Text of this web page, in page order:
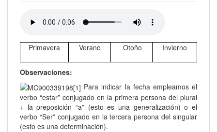
Primavera Verano Otoño Invierno
Observaciones:
Para indicar la fecha empleamos el
verbo “estar” conjugado en la primera persona del plural
+ la preposición “a” (esto es una generalización) o el
verbo “Ser” conjugado en la tercera persona del singular
(esto es una determinación).